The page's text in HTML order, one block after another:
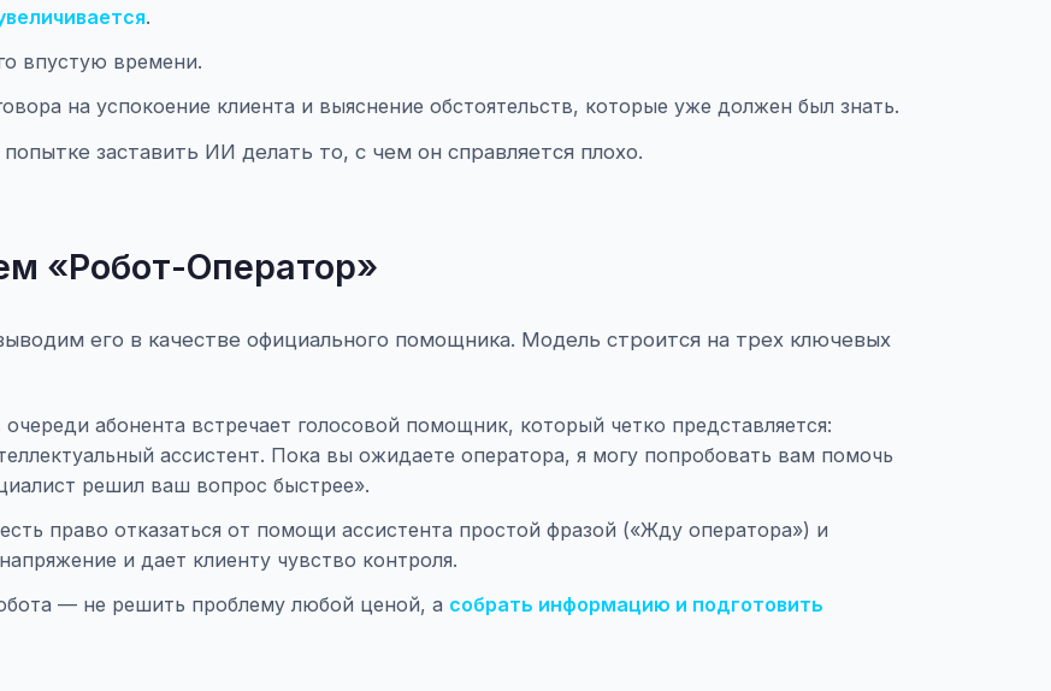
.
впустую времени.
на успокоение клиента и выяснение обстоятельств, которые уже должен был знать.
заставить ИИ делать то, с чем он справляется плохо.
«Робот-Оператор»
его в качестве официального помощника. Модель строится на трех ключевых
абонента встречает голосовой помощник, который четко представляется:
ассистент. Пока вы ожидаете оператора, я могу попробовать вам помочь
решил ваш вопрос быстрее».
право отказаться от помощи ассистента простой фразой («Жду оператора») и
и дает клиенту чувство контроля.
— не решить проблему любой ценой, а собрать информацию и подготовить